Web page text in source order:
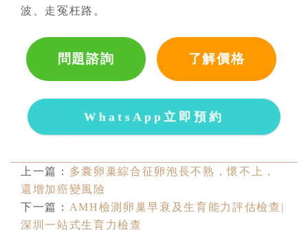
波、走冤枉路。
問題諮詢 了解價格
WhatsApp立即預約
上一篇： 多囊卵巢綜合征卵泡長不熟，懷不上，
還增加癌變風險
下一篇： AMH檢測卵巢早衰及生育能力評估檢查|
深圳一站式生育力檢查